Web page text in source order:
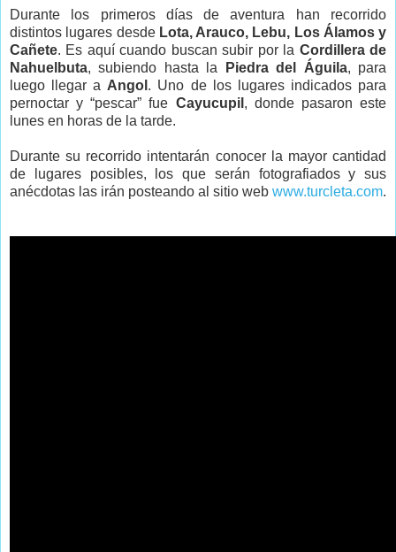
Durante los primeros días de aventura han recorrido
distintos lugares desde Lota, Arauco, Lebu, Los Álamos y
Cañete. Es aquí cuando buscan subir por la Cordillera de
Nahuelbuta, subiendo hasta la Piedra del Águila, para
luego llegar aAngol . Uno de los lugares indicados para
pernoctar y “pescar” fue Cayucupil , donde pasaron este
lunes en horas de la tarde.
Durante su recorrido intentarán conocer la mayor cantidad
de lugares posibles, los que serán fotografiados y sus
anécdotas las irán posteando al sitio web www.turcleta.com.